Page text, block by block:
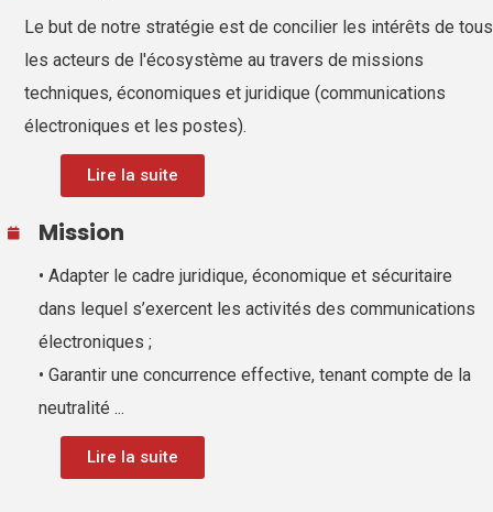
Le but de notre stratégie est de concilier les intérêts de tous
les acteurs de l'écosystème au travers de missions
techniques, économiques et juridique (communications
électroniques et les postes).
Lire la suite
Mission
• Adapter le cadre juridique, économique et sécuritaire
dans lequel s’exercent les activités des communications
électroniques ;
• Garantir une concurrence effective, tenant compte de la
neutralité ...
Lire la suite